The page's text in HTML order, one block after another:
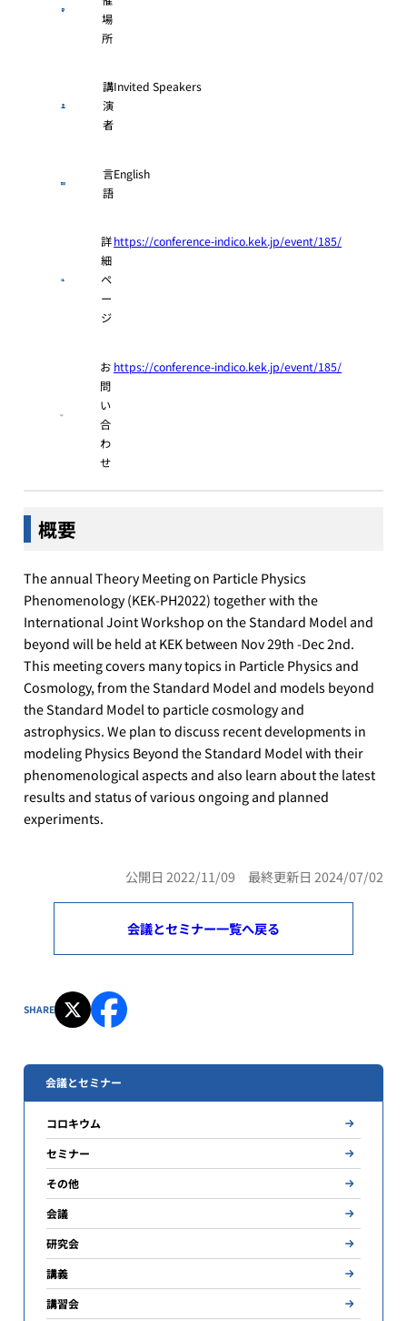
場
所
講
演
者
Invited Speakers
言
語
English
詳
細
ペ
ー
ジ
https://conference-indico.kek.jp/event/185/
お
問
い
合
わ
せ
https://conference-indico.kek.jp/event/185/
概要
The annual Theory Meeting on Particle Physics
Phenomenology (KEK-­PH2022) together with the
International Joint Workshop on the Standard Model and
beyond will be held at KEK between Nov 29th -Dec 2nd.
This meeting covers many topics in Particle Physics and
Cosmology, from the Standard Model and models beyond
the Standard Model to particle cosmology and
astrophysics. We plan to discuss recent developments in
modeling Physics Beyond the Standard Model with their
phenomenological aspects and also learn about the latest
results and status of various ongoing and planned
experiments.
公開日 2022/11/09 最終更新日 2024/07/02
会議とセミナー一覧へ戻る
SHARE
会議とセミナー
コロキウム
セミナー
その他
会議
研究会
講義
講習会